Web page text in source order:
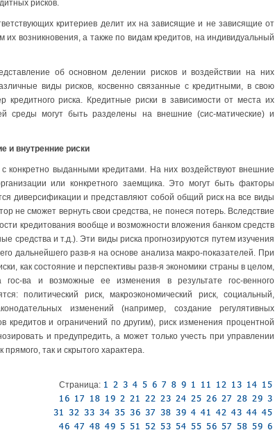
рисков.
критериев делит их на зависящие и не зависящие от
возникновения, а также по видам кредитов, на индивидуальный
об основном делении рисков и воздействии на них
виды рисков, косвенно связанные с кредитными, в свою
риска. Кредитные риски в зависимости от места их
среды могут быть разделены на внешние (сис-матические) и
и внутренние риски
конкретно выданными кредитами. На них воздействуют внешние
или конкретного заемщика. Это могут быть факторы
диверсификации и представляют собой общий риск на все виды
не сможет вернуть свои средства, не понеся потерь. Вследствие
кредитования вообще и возможности вложения банком средств
средства и т.д.). Эти виды риска прогнозируются путем изучения
дальнейшего разв-я на основе анализа макро-показателей. При
как состояние и перспективы разв-я экономики страны в целом,
ва и возможные ее изменения в результате гос-венного
политический риск, макроэкономический риск, социальный,
изменений (например, создание регулятивных
кредитов и ограничений по другим), риск изменения процентной
и предупредить, а может только учесть при управлении
так и скрытого характера.
Страница: